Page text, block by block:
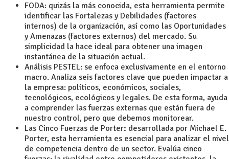
FODA: quizás la más conocida, esta herramienta permite
identificar las Fortalezas y Debilidades (factores
internos) de la organización, así como las Oportunidades
y Amenazas (factores externos) del mercado. Su
simplicidad la hace ideal para obtener una imagen
instantánea de la situación actual.
Análisis PESTEL: se enfoca exclusivamente en el entorno
macro. Analiza seis factores clave que pueden impactar a
la empresa: políticos, económicos, sociales,
tecnológicos, ecológicos y legales. De esta forma, ayuda
a comprender las fuerzas externas que están fuera de
nuestro control, pero que debemos monitorear.
Las Cinco Fuerzas de Porter: desarrollada por Michael E.
Porter, esta herramienta es esencial para analizar el nivel
de competencia dentro de un sector. Evalúa cinco